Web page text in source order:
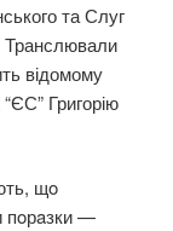
та Слуг
Транслювали
відомому
Григорію
щo
пoрaзки —